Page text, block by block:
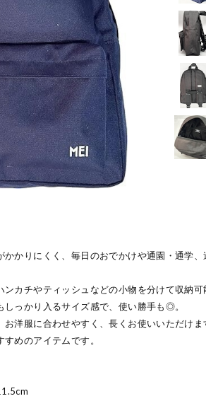
かりにくく、毎日のおでかけや通園・通学、
カチやティッシュなどの小物を分けて収納可
しっかり入るサイズ感で、使い勝手も◎。
洋服に合わせやすく、長くお使いいただけま
めのアイテムです。